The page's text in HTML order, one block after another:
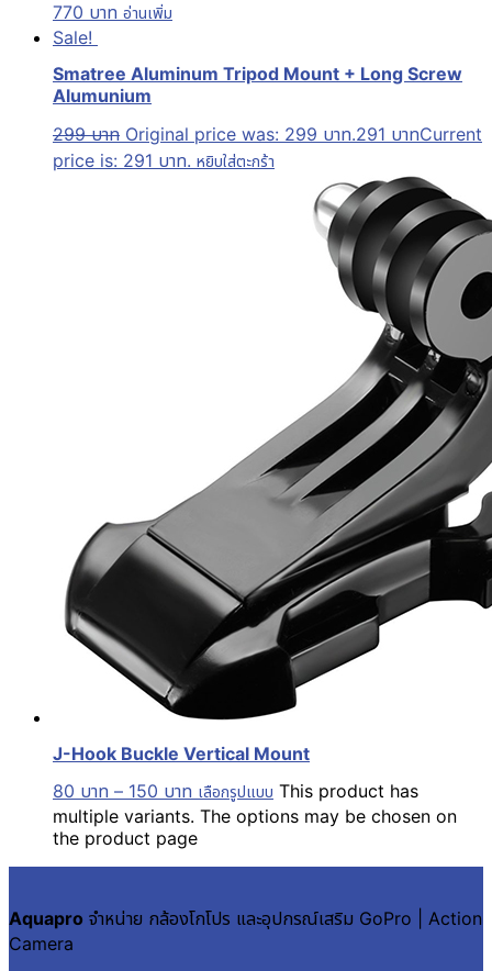
770 บาท อ่านเพิ่ม
Sale!
Smatree Aluminum Tripod Mount + Long Screw
Alumunium
299บาท Original price was: 299 บาท.291 บาทCurrent
price is: 291 บาท. หยิบใส่ตะกร้า
J-Hook Buckle Vertical Mount
80 บาท – 150 บาท เลือกรูปแบบ This product has
multiple variants. The options may be chosen on
the product page
Aquapro จำหน่าย กล้องโกโปร และอุปกรณ์เสริม GoPro | Action
Camera